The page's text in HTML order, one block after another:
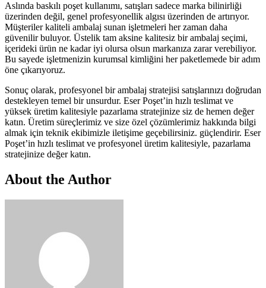
Aslında baskılı poşet kullanımı, satışları sadece marka bilinirliği
üzerinden değil, genel profesyonellik algısı üzerinden de artırıyor.
Müşteriler kaliteli ambalaj sunan işletmeleri her zaman daha
güvenilir buluyor. Üstelik tam aksine kalitesiz bir ambalaj seçimi,
içerideki ürün ne kadar iyi olursa olsun markanıza zarar verebiliyor.
Bu sayede işletmenizin kurumsal kimliğini her paketlemede bir adım
öne çıkarıyoruz.
Sonuç olarak, profesyonel bir ambalaj stratejisi satışlarınızı doğrudan
destekleyen temel bir unsurdur. Eser Poşet’in hızlı teslimat ve
yüksek üretim kalitesiyle pazarlama stratejinize siz de hemen değer
katın. Üretim süreçlerimiz ve size özel çözümlerimiz hakkında bilgi
almak için teknik ekibimizle iletişime geçebilirsiniz. güçlendirir. Eser
Poşet’in hızlı teslimat ve profesyonel üretim kalitesiyle, pazarlama
stratejinize değer katın.
About the Author